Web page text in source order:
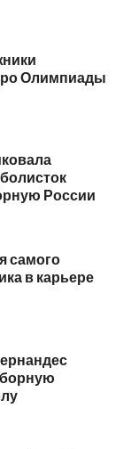
Олимпиады
России
самого
в карьере